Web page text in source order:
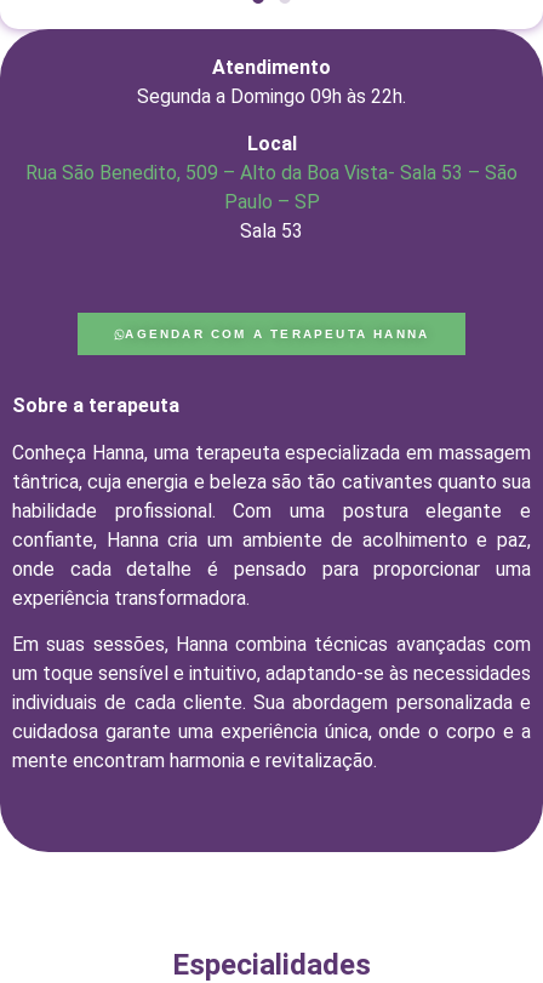
Atendimento
Segunda a Domingo 09h às 22h.
Local
Rua São Benedito, 509 – Alto da Boa Vista- Sala 53 – São
Paulo – SP
Sala 53
AGENDAR COM A TERAPEUTA HANNA
Sobre a terapeuta
Conheça Hanna, uma terapeuta especializada em massagem
tântrica, cuja energia e beleza são tão cativantes quanto sua
habilidade profissional. Com uma postura elegante e
confiante, Hanna cria um ambiente de acolhimento e paz,
onde cada detalhe é pensado para proporcionar uma
experiência transformadora.
Em suas sessões, Hanna combina técnicas avançadas com
um toque sensível e intuitivo, adaptando-se às necessidades
individuais de cada cliente. Sua abordagem personalizada e
cuidadosa garante uma experiência única, onde o corpo e a
mente encontram harmonia e revitalização.
Especialidades